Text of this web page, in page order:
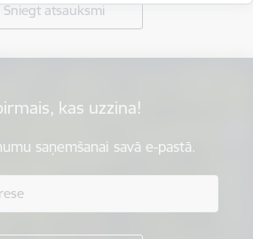
Sniegt atsauksmi
kas uzzina!
saņemšanai savā e-pastā.